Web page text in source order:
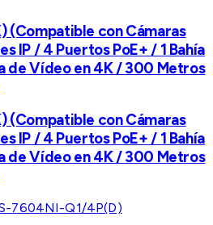
(Compatible con Cámaras
IP / 4 Puertos PoE+ / 1 Bahía
de Vídeo en 4K / 300 Metros
(Compatible con Cámaras
IP / 4 Puertos PoE+ / 1 Bahía
de Vídeo en 4K / 300 Metros
7604NI-Q1/4P(D)